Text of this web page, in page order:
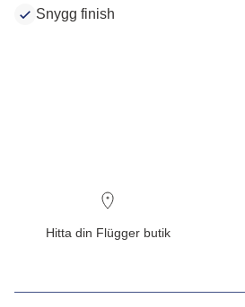
Snygg finish
Hitta din Flügger butik